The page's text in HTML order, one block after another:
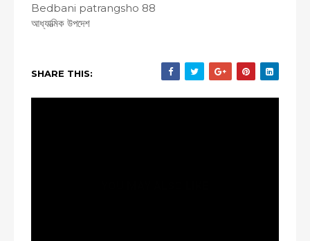
Bedbani patrangsho 88
আধ্যাত্মিক উপদেশ
SHARE THIS: